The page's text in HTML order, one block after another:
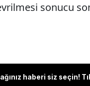
sonucu
haberi siz seçin!